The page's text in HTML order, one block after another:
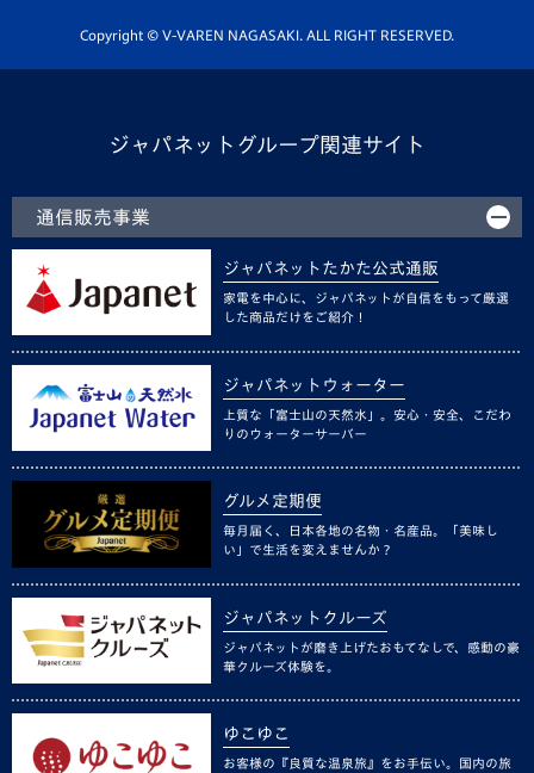
ホームタウン活動
Copyright © V-VAREN NAGASAKI. ALL RIGHT RESERVED.
ジャパネットグループ関連サイト
通信販売事業
ジャパネットたかた公式通販
家電を中心に、ジャパネットが自信をもって厳選
した商品だけをご紹介！
ジャパネットウォーター
上質な「富士山の天然水」。安心・安全、こだわ
りのウォーターサーバー
グルメ定期便
毎月届く、日本各地の名物・名産品。「美味し
い」で生活を変えませんか？
ジャパネットクルーズ
ジャパネットが磨き上げたおもてなしで、感動の豪
華クルーズ体験を。
ゆこゆこ
お客様の『良質な温泉旅』をお手伝い。国内の旅